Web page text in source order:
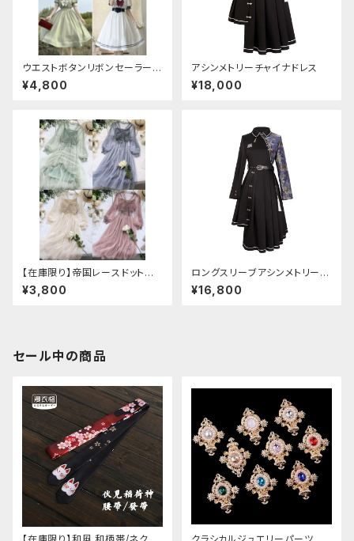
ウエストボタンリボンセーラーワ
ンピース
¥4,800
アシンメトリーチャイナドレス
¥18,000
【在庫限り】帝国レースドットワ
ンピース
¥3,800
ロングスリーブアシンメトリーチ
ャイナドレス
¥16,800
セール中の商品